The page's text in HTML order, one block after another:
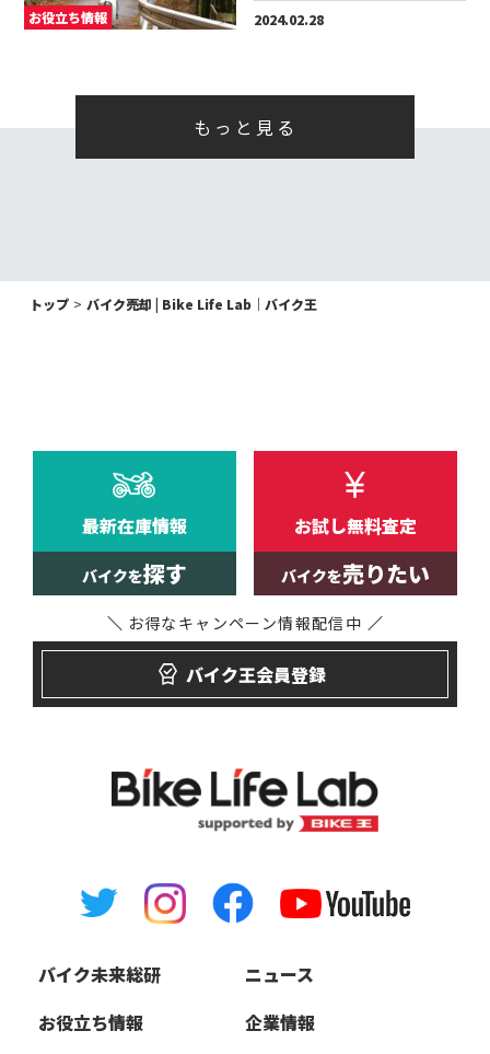
お役立ち情報 2024.02.28
もっと見る
トップ バイク売却 | Bike Life Lab｜バイク王
最新在庫情報
バイクを探す
お試し無料査定
バイクを売りたい
バイク王会員登録
お得なキャンペーン情報配信中
バイク未来総研
ニュース
お役立ち情報
企業情報